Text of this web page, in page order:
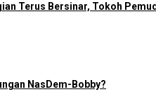
Terus Bersinar, Tokoh
NasDem-Bobby?